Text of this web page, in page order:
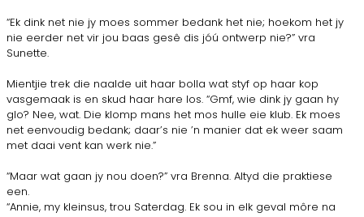
“Ek dink net nie jy moes sommer bedank het nie; hoekom het jy
nie eerder net vir jou baas gesê dis jóú ontwerp nie?” vra
Sunette.
Mientjie trek die naalde uit haar bolla wat styf op haar kop
vasgemaak is en skud haar hare los. “Gmf, wie dink jy gaan hy
glo? Nee, wat. Die klomp mans het mos hulle eie klub. Ek moes
net eenvoudig bedank; daar’s nie ’n manier dat ek weer saam
met daai vent kan werk nie.”
“Maar wat gaan jy nou doen?” vra Brenna. Altyd die praktiese
een.
“Annie, my kleinsus, trou Saterdag. Ek sou in elk geval môre na